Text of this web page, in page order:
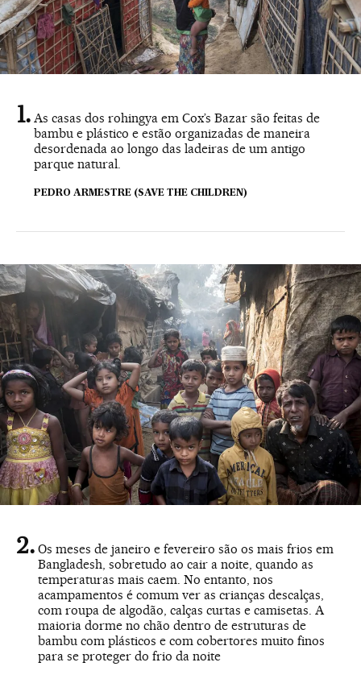
As casas dos rohingya em Cox’s Bazar são feitas de
bambu e plástico e estão organizadas de maneira
desordenada ao longo das ladeiras de um antigo
parque natural.
PEDRO ARMESTRE (SAVE THE CHILDREN)
Os meses de janeiro e fevereiro são os mais frios em
Bangladesh, sobretudo ao cair a noite, quando as
temperaturas mais caem. No entanto, nos
acampamentos é comum ver as crianças descalças,
com roupa de algodão, calças curtas e camisetas. A
maioria dorme no chão dentro de estruturas de
bambu com plásticos e com cobertores muito finos
para se proteger do frio da noite